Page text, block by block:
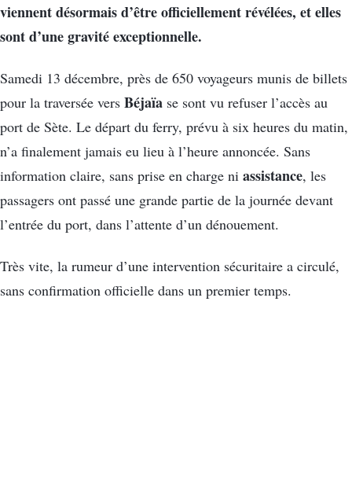
viennent désormais d’être officiellement révélées, et elles
sont d’une gravité exceptionnelle.
Samedi 13 décembre, près de 650 voyageurs munis de billets
pour la traversée vers Béjaïa se sont vu refuser l’accès au
port de Sète. Le départ du ferry, prévu à six heures du matin,
n’a finalement jamais eu lieu à l’heure annoncée. Sans
information claire, sans prise en charge ni assistance, les
passagers ont passé une grande partie de la journée devant
l’entrée du port, dans l’attente d’un dénouement.
Très vite, la rumeur d’une intervention sécuritaire a circulé,
sans confirmation officielle dans un premier temps.